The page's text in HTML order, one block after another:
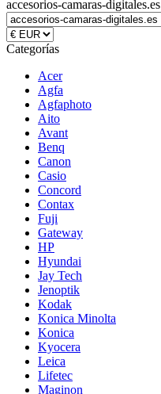
accesorios-camaras-digitales.es
Categorías
Acer
Agfa
Agfaphoto
Aito
Avant
Benq
Canon
Casio
Concord
Contax
Fuji
Gateway
HP
Hyundai
Jay Tech
Jenoptik
Kodak
Konica Minolta
Konica
Kyocera
Leica
Lifetec
Maginon